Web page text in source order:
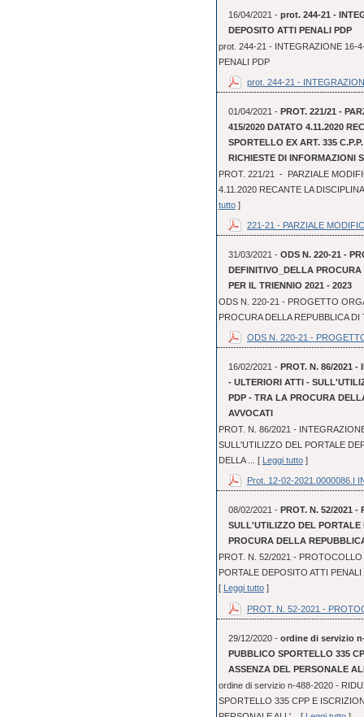
16/04/2021 - prot. 244-21 -
DEPOSITO ATTI PENALI PDP
prot. 244-21 - INTEGRAZIONE 16-
PENALI PDP
prot. 244-21 -
01/04/2021 - PROT. 221/21 -
415/2020 DATATO 4.11.2020
SPORTELLO EX ART. 335
RICHIESTE DI INFORMAZIONI
PROT. 221/21 - PARZIALE
4.11.2020 RECANTE LA
tutto]
221-21 - PARZIALE
31/03/2021 - ODS N. 220-21 -
DEFINITIVO_DELLA
PER IL TRIENNIO 2021 - 2023
ODS N. 220-21 - PROGETTO
PROCURA DELLA REPUBBLICA
ODS N. 220-21 -
16/02/2021 - PROT. N. 86/2021
- ULTERIORI ATTI -
PDP - TRA LA PROCURA
AVVOCATI
PROT. N. 86/2021 -
SULL'UTILIZZO DEL PORTALE
DELLA ... [
Leggi tutto]
Prot. 12-02-2021.0000086.I
08/02/2021 - PROT. N. 52/2021
SULL'UTILIZZO DEL PORTALE
PROCURA DELLA
PROT. N. 52/2021 -
PORTALE DEPOSITO ATTI
[ Leggi tutto]
PROT. N. 52-2021 -
29/12/2020 - ordine di servizio
PUBBLICO SPORTELLO 335
ASSENZA DEL PERSONALE
ordine di servizio n-488-2020 -
SPORTELLO 335 CPP E